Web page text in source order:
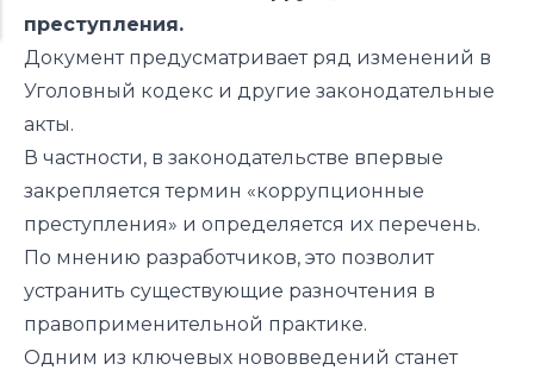
преступления.
Документ предусматривает ряд изменений в
Уголовный кодекс и другие законодательные
акты.
В частности, в законодательстве впервые
закрепляется термин «коррупционные
преступления» и определяется их перечень.
По мнению разработчиков, это позволит
устранить существующие разночтения в
правоприменительной практике.
Одним из ключевых нововведений станет